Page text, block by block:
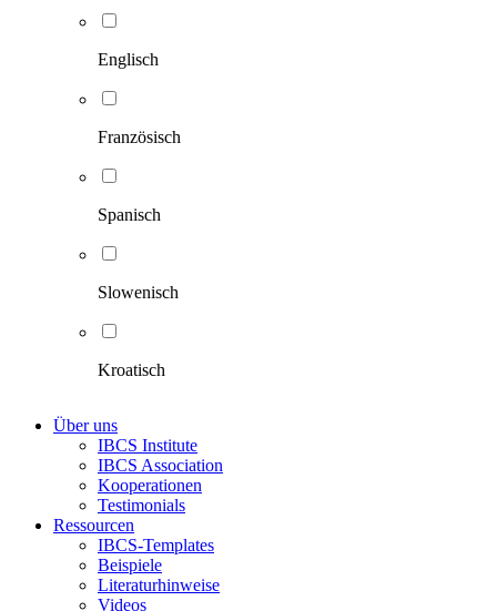
Englisch
Französisch
Spanisch
Slowenisch
Kroatisch
Über uns
IBCS Institute
IBCS Association
Kooperationen
Testimonials
Ressourcen
IBCS-Templates
Beispiele
Literaturhinweise
Videos